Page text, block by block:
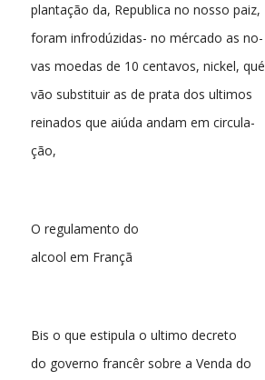
plantação da, Republica no nosso paiz,
foram infrodúzidas- no mércado as no-
vas moedas de 10 centavos, nickel, qué
vão substituir as de prata dos ultimos
reinados que aiúda andam em circula-
ção,
O regulamento do
alcool em Françã
Bis o que estipula o ultimo decreto
do governo francêr sobre a Venda do